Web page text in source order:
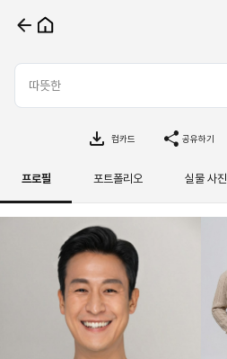
컴카드 공유하기
프로필 포트폴리오 실물 사진